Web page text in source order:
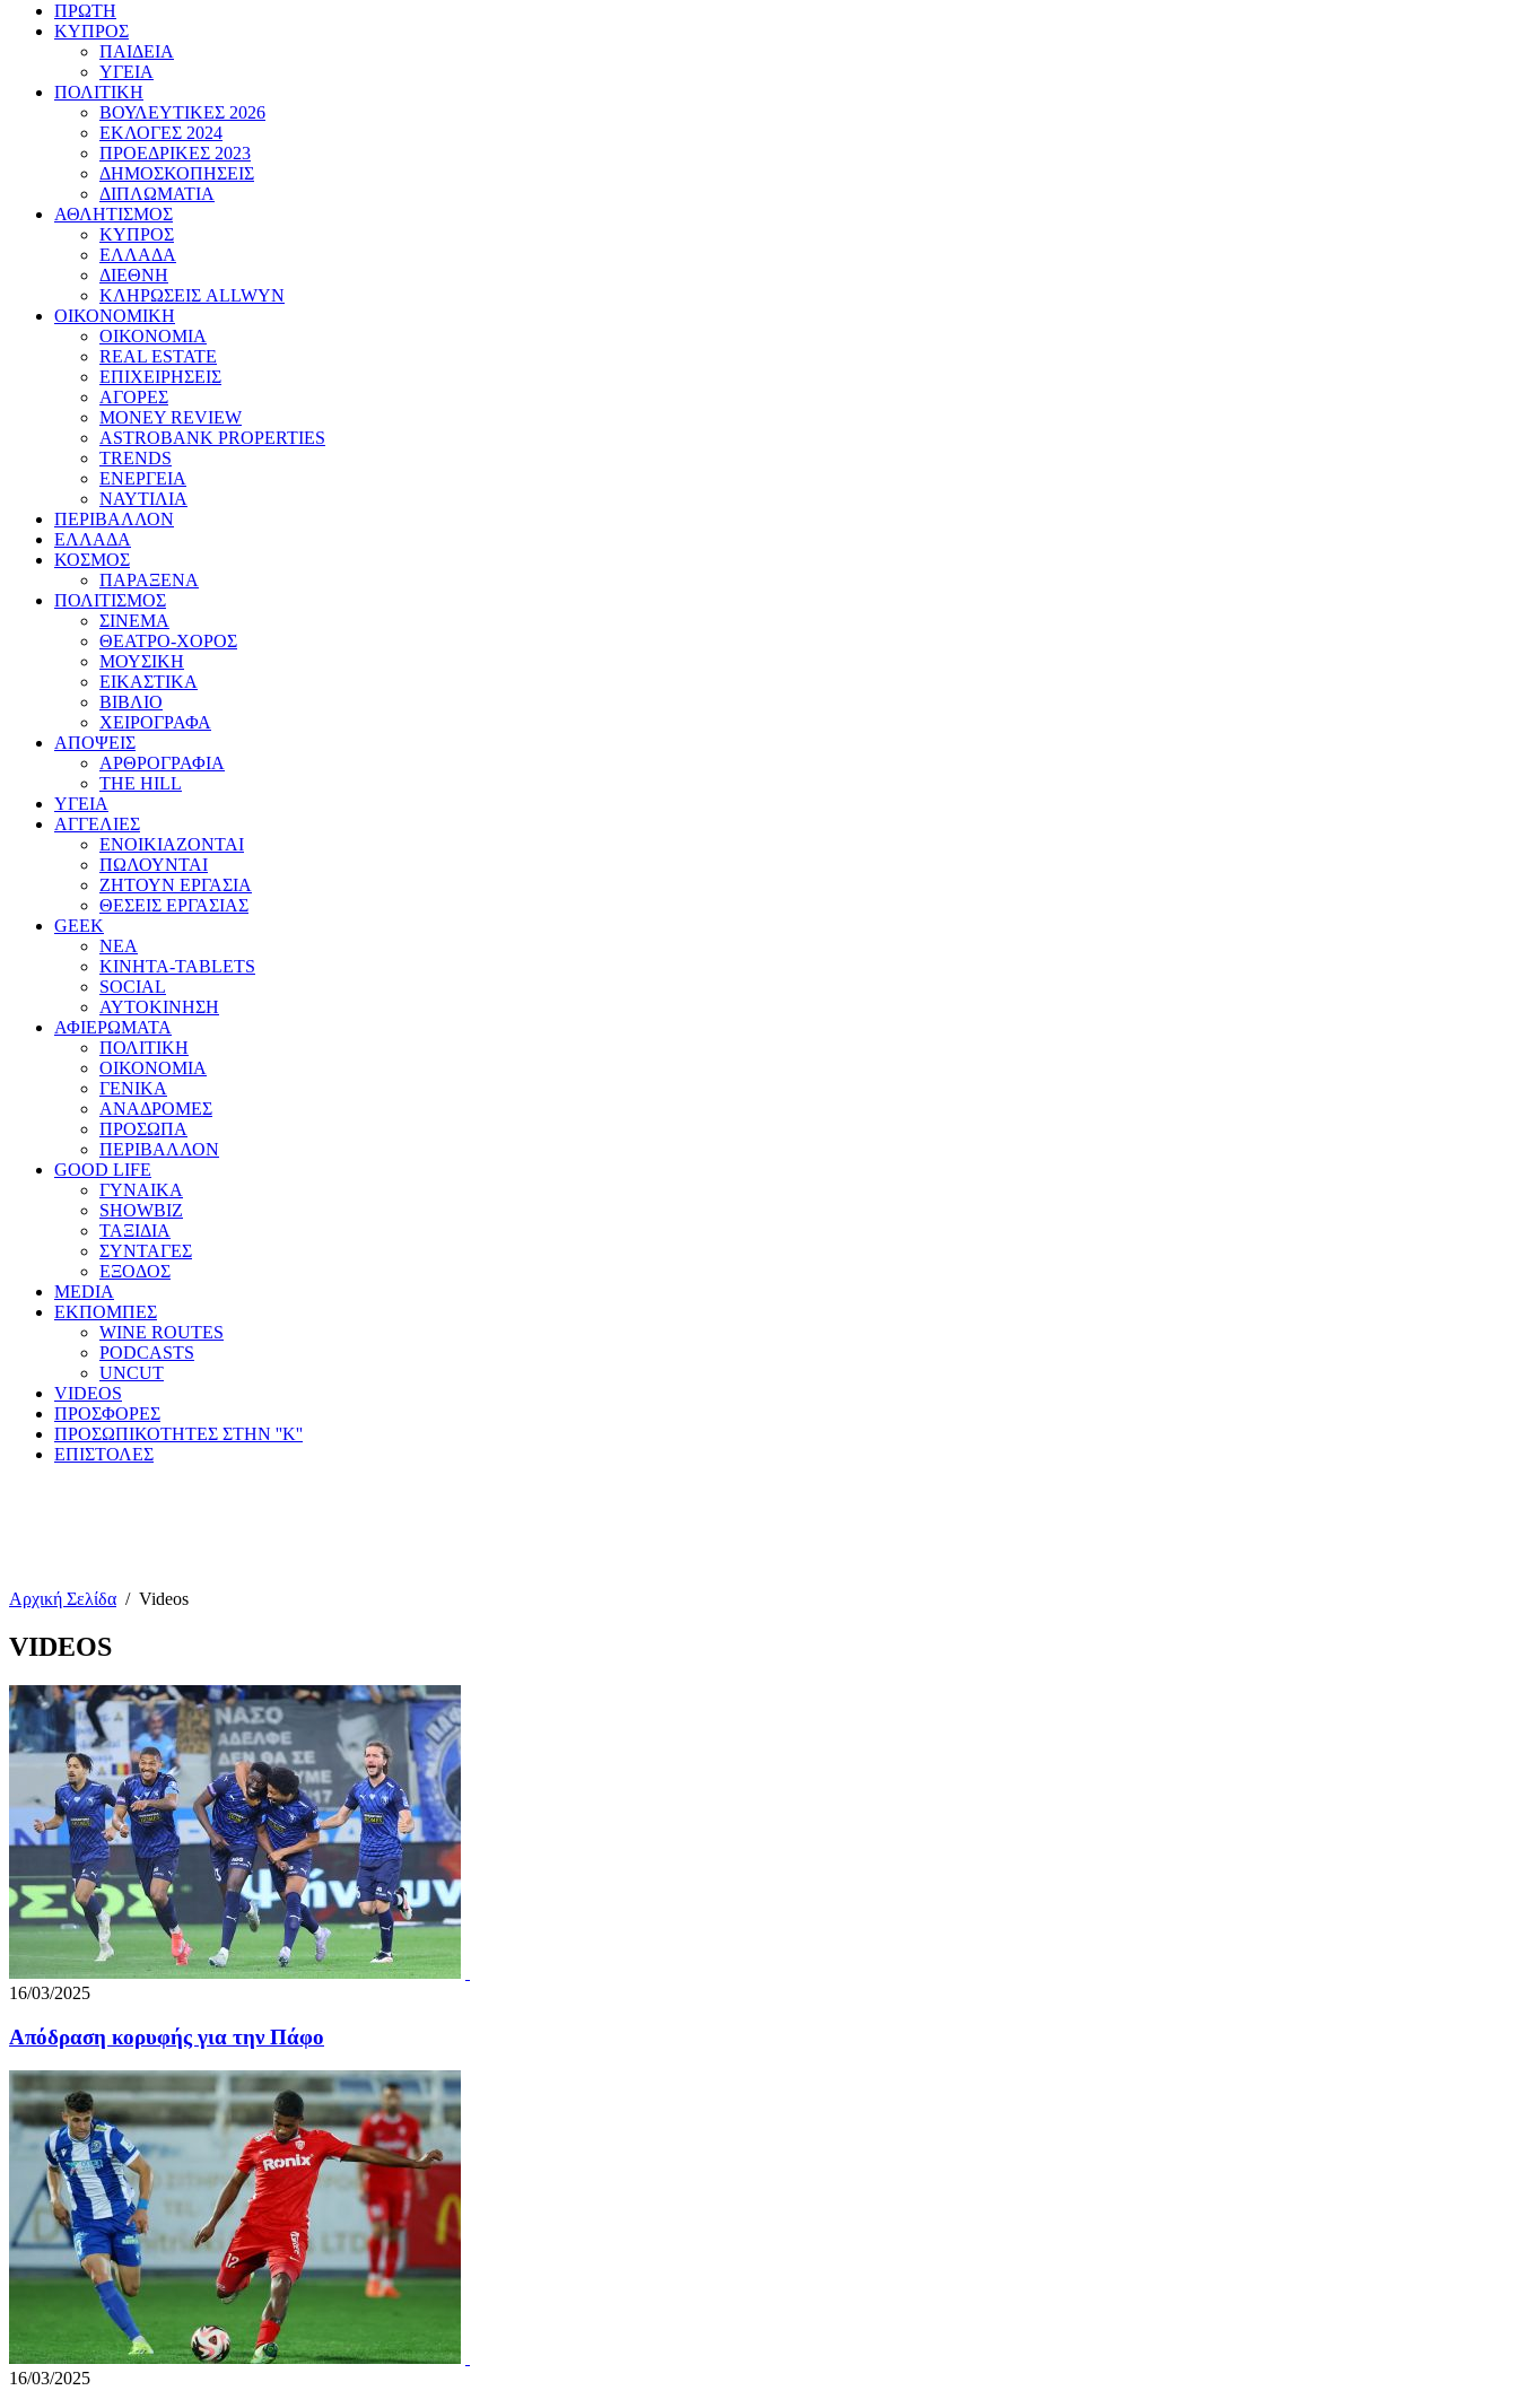
ΠΡΩΤΗ
ΚΥΠΡΟΣ
ΠΑΙΔΕΙΑ
ΥΓΕΙΑ
ΠΟΛΙΤΙΚΗ
ΒΟΥΛΕΥΤΙΚΕΣ 2026
ΕΚΛΟΓΕΣ 2024
ΠΡΟΕΔΡΙΚΕΣ 2023
ΔΗΜΟΣΚΟΠΗΣΕΙΣ
ΔΙΠΛΩΜΑΤΙΑ
ΑΘΛΗΤΙΣΜΟΣ
ΚΥΠΡΟΣ
ΕΛΛΑΔΑ
ΔΙΕΘΝΗ
ΚΛΗΡΩΣΕΙΣ ALLWYN
ΟΙΚΟΝΟΜΙΚΗ
ΟΙΚΟΝΟΜΙΑ
REAL ESTATE
ΕΠΙΧΕΙΡΗΣΕΙΣ
ΑΓΟΡΕΣ
MONEY REVIEW
ASTROBANK PROPERTIES
TRENDS
ΕΝΕΡΓΕΙΑ
ΝΑΥΤΙΛΙΑ
ΠΕΡΙΒΑΛΛΟΝ
ΕΛΛΑΔΑ
ΚΟΣΜΟΣ
ΠΑΡΑΞΕΝΑ
ΠΟΛΙΤΙΣΜΟΣ
ΣΙΝΕΜΑ
ΘΕΑΤΡΟ-ΧΟΡΟΣ
ΜΟΥΣΙΚΗ
ΕΙΚΑΣΤΙΚΑ
ΒΙΒΛΙΟ
ΧΕΙΡΟΓΡΑΦΑ
ΑΠΟΨΕΙΣ
ΑΡΘΡΟΓΡΑΦΙΑ
THE HILL
ΥΓΕΙΑ
ΑΓΓΕΛΙΕΣ
ΕΝΟΙΚΙΑΖΟΝΤΑΙ
ΠΩΛΟΥΝΤΑΙ
ΖΗΤΟΥΝ ΕΡΓΑΣΙΑ
ΘΕΣΕΙΣ ΕΡΓΑΣΙΑΣ
GEEK
ΝΕΑ
ΚΙΝΗΤΑ-TABLETS
SOCIAL
ΑΥΤΟΚΙΝΗΣΗ
ΑΦΙΕΡΩΜΑΤΑ
ΠΟΛΙΤΙΚΗ
ΟΙΚΟΝΟΜΙΑ
ΓΕΝΙΚΑ
ΑΝΑΔΡΟΜΕΣ
ΠΡΟΣΩΠΑ
ΠΕΡΙΒΑΛΛΟΝ
GOOD LIFE
ΓΥΝΑΙΚΑ
SHOWBIZ
ΤΑΞΙΔΙΑ
ΣΥΝΤΑΓΕΣ
ΕΞΟΔΟΣ
MEDIA
ΕΚΠΟΜΠΕΣ
WINE ROUTES
PODCASTS
UNCUT
VIDEOS
ΠΡΟΣΦΟΡΕΣ
ΠΡΟΣΩΠΙΚΟΤΗΤΕΣ ΣΤΗΝ ''Κ''
ΕΠΙΣΤΟΛΕΣ
Αρχική Σελίδα / Videos
VIDEOS
16/03/2025
Απόδραση κορυφής για την Πάφο
16/03/2025